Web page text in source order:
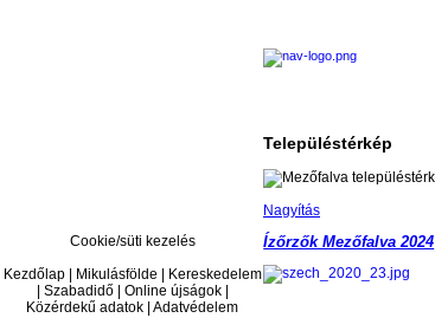
Településtérkép
Nagyítás
Ízőrzők Mezőfalva 2024
Cookie/süti kezelés
Kezdőlap | Mikulásfölde | Kereskedelem
| Szabadidő | Online újságok |
Közérdekű adatok | Adatvédelem